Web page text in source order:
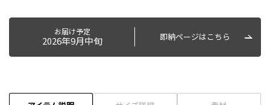
お届け予定
2026年9月中旬 即納ページはこちら